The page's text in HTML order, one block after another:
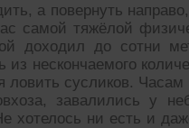
а повернуть
самой тяжёлой
доходил до сотни
нескончаемого
сусликов. Часам
завалились у
хотелось ни есть и